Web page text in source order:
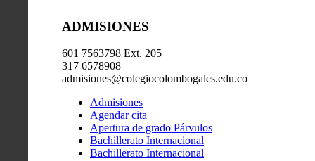
ADMISIONES
601 7563798 Ext. 205
317 6578908
admisiones@colegiocolombogales.edu.co
Admisiones
Agendar cita
Apertura de grado Párvulos
Bachillerato Internacional
Bachillerato Internacional